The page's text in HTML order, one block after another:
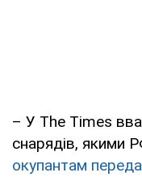
– У The Times
снарядів, якими
окупантам